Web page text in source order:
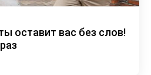
оставит вас без слов!